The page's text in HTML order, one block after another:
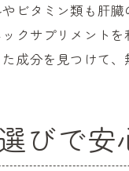
ビタミン類も肝
クサプリメント
成分を見つけて、
びで